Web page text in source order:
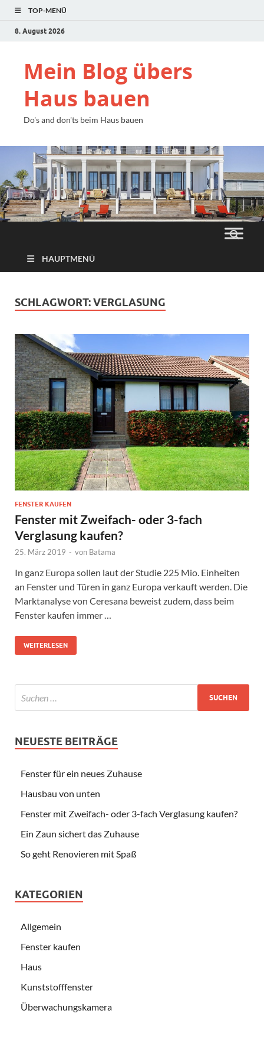
TOP-MENÜ
8. August 2026
Mein Blog übers
Haus bauen
Do's and don'ts beim Haus bauen
HAUPTMENÜ
SCHLAGWORT:VERGLASUNG
FENSTER KAUFEN
Fenster mit Zweifach- oder 3-fach
Verglasung kaufen?
25. März 2019 - von Batama
In ganz Europa sollen laut der Studie 225 Mio. Einheiten
an Fenster und Türen in ganz Europa verkauft werden. Die
Marktanalyse von Ceresana beweist zudem, dass beim
Fenster kaufen immer …
WEITERLESEN
NEUESTE BEITRÄGE
Fenster für ein neues Zuhause
Hausbau von unten
Fenster mit Zweifach- oder 3-fach Verglasung kaufen?
Ein Zaun sichert das Zuhause
So geht Renovieren mit Spaß
KATEGORIEN
Allgemein
Fenster kaufen
Haus
Kunststofffenster
Überwachungskamera